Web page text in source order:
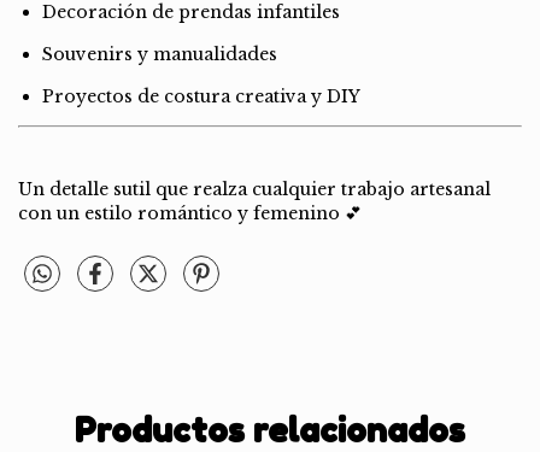
Decoración de prendas infantiles
Souvenirs y manualidades
Proyectos de costura creativa y DIY
Un detalle sutil que realza cualquier trabajo artesanal
con un estilo romántico y femenino 💕
Productos relacionados